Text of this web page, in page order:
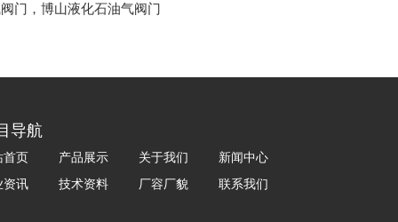
门 ， 博山液化石油气阀门
导航
首页 产品展示 关于我们
新闻中心
资讯
技术资料 厂容厂貌 联系我们